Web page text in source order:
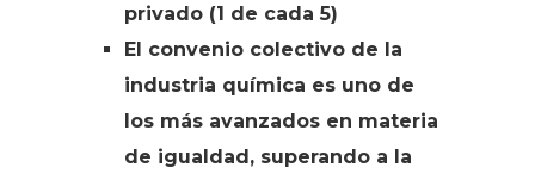
privado (1 de cada 5)
El convenio colectivo de la
industria química es uno de
los más avanzados en materia
de igualdad, superando a la